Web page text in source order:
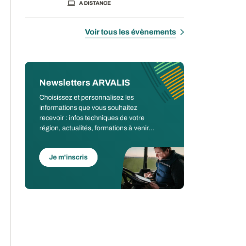
A DISTANCE
Voir tous les évènements
Newsletters ARVALIS
Choisissez et personnalisez les
informations que vous souhaitez
recevoir : infos techniques de votre
région, actualités, formations à venir...
Je m'inscris